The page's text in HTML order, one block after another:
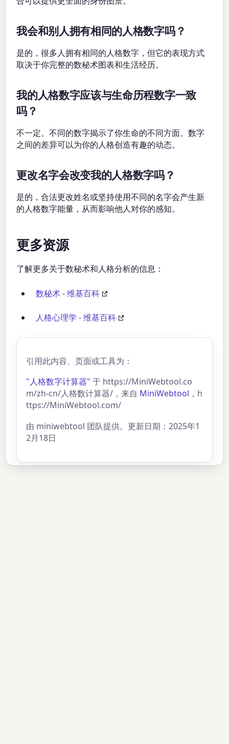
我会和别人拥有相同的人格数字吗？
是的，很多人拥有相同的人格数字，但它的表现方式
取决于你完整的数秘术图表和生活经历。
我的人格数字应该与生命历程数字一致
吗？
不一定。不同的数字揭示了你生命的不同方面。数字
之间的差异可以为你的人格创造有趣的动态。
更改名字会改变我的人格数字吗？
是的，合法更改姓名或坚持使用不同的名字会产生新
的人格数字能量，从而影响他人对你的感知。
更多资源
了解更多关于数秘术和人格分析的信息：
数秘术 - 维基百科
人格心理学 - 维基百科
引用此内容、页面或工具为：
"人格数字计算器" 于 https://MiniWebtool.co
m/zh-cn/人格数计算器/，来自 MiniWebtool ，h
ttps://MiniWebtool.com/
由 miniwebtool 团队提供。更新日期：2025年1
2月18日